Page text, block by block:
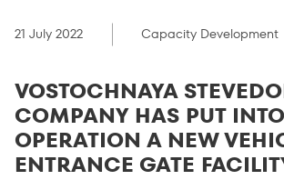
21 July 2022 Capacity Development
VOSTOCHNAYA
COMPANY HAS PUT INTO
OPERATION A NEW
ENTRANCE GATE